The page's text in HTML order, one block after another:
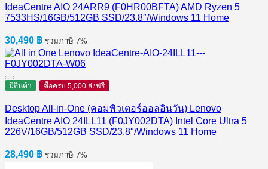
IdeaCentre AIO 24ARR9 (F0HR00BFTA) AMD Ryzen 5
7533HS/16GB/512GB SSD/23.8″/Windows 11 Home
30,490 ฿ รวมภาษี 7%
มีสินค้า ซื้อครบ 5,000 ส่งฟรี
Desktop All-in-One (คอมพิวเตอร์ออลอินวัน) Lenovo
IdeaCentre AIO 24ILL11 (F0JY002DTA) Intel Core Ultra 5
226V/16GB/512GB SSD/23.8″/Windows 11 Home
28,490 ฿ รวมภาษี 7%